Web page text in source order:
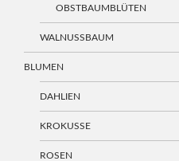
OBSTBAUMBLÜTEN
WALNUSSBAUM
BLUMEN
DAHLIEN
KROKUSSE
ROSEN